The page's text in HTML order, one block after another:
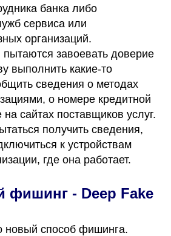
банка либо
сервиса или
организаций.
завоевать доверие
выполнить какие-то
сведения о методах
о номере кредитной
сайтах поставщиков услуг.
получить сведения,
к устройствам
где она работает.
фишинг - Deep Fake
новый способ фишинга.